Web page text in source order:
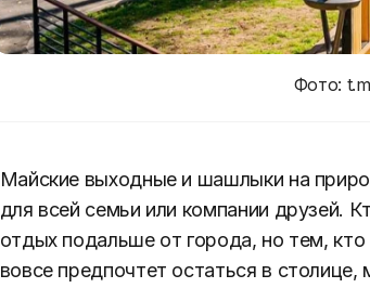
Фото:
Майские выходные и шашлыки на
для всей семьи или компании друзей.
отдых подальше от города, но тем,
вовсе предпочтет остаться в